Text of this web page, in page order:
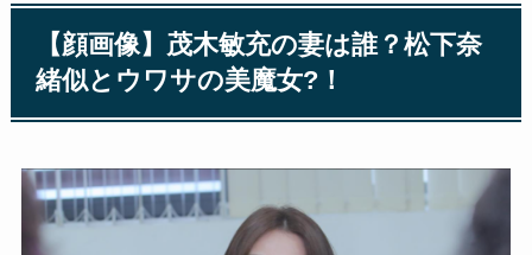
【顔画像】茂木敏充の妻は誰？松下奈
緒似とウワサの美魔女?！